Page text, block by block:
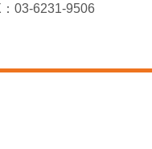
03-6231-9506